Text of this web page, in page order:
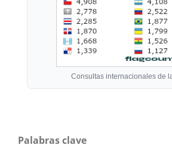
Consultas internacionales de
Palabras clave